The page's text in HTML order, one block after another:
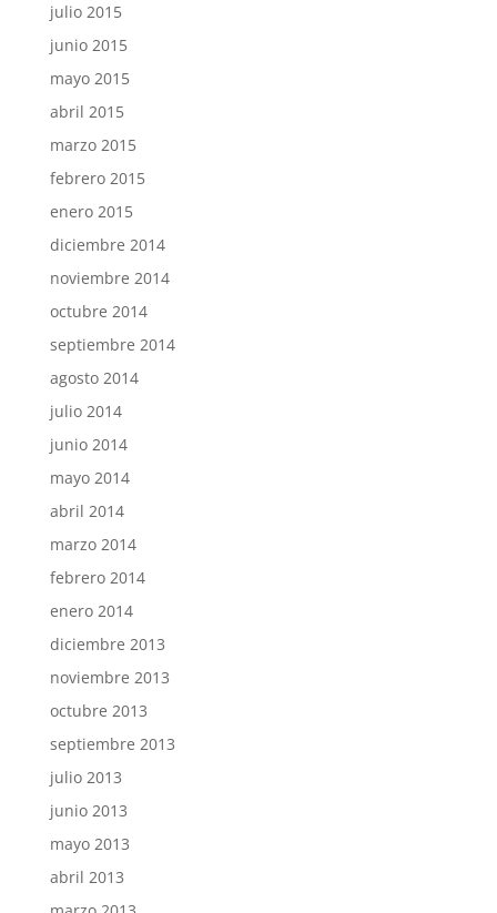
julio 2015
junio 2015
mayo 2015
abril 2015
marzo 2015
febrero 2015
enero 2015
diciembre 2014
noviembre 2014
octubre 2014
septiembre 2014
agosto 2014
julio 2014
junio 2014
mayo 2014
abril 2014
marzo 2014
febrero 2014
enero 2014
diciembre 2013
noviembre 2013
octubre 2013
septiembre 2013
julio 2013
junio 2013
mayo 2013
abril 2013